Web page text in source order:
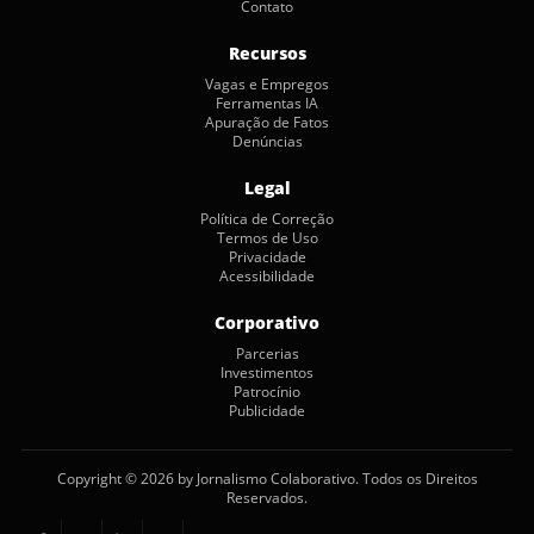
Contato
Recursos
Vagas e Empregos
Ferramentas IA
Apuração de Fatos
Denúncias
Legal
Política de Correção
Termos de Uso
Privacidade
Acessibilidade
Corporativo
Parcerias
Investimentos
Patrocínio
Publicidade
Copyright © 2026 by Jornalismo Colaborativo. Todos os Direitos
Reservados.